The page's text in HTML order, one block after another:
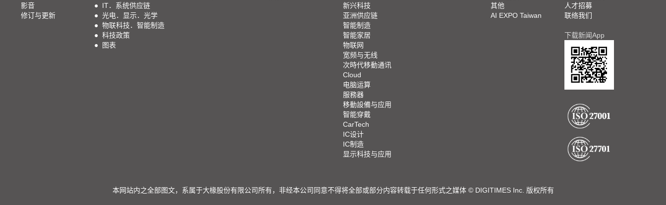
影音
修订与更新
● IT．系统供应链
● 光电．显示．光学
● 物联科技．智能制造
● 科技政策
●
图表
新兴科技
亚洲供应链
智能制造
智能家居
物联网
宽频与无线
次時代移動通讯
Cloud
电脑运算
服務器
移動設備与应用
智能穿戴
CarTech
IC设计
IC制造
显示科技与应用
其他
AI EXPO Taiwan
人才招募
联络我们
下载新闻App
本网站内之全部图文，系属于大椽股份有限公司所有，非经本公司同意不得将全部或部分内容转载于任何形式之媒体 © DIGITIMES Inc. 版权所有